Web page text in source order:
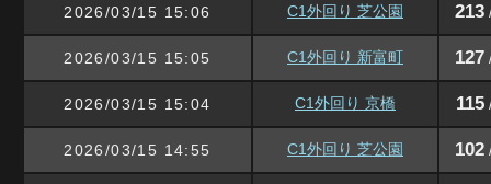
2026/03/15 15:06 C1外回り 芝公園 213
2026/03/15 15:05 C1外回り 新富町 127
2026/03/15 15:04 C1外回り 京橋 115/
2026/03/15 14:55 C1外回り 芝公園 102